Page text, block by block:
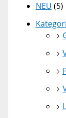
NEU (5)